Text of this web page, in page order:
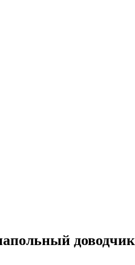
доводчик